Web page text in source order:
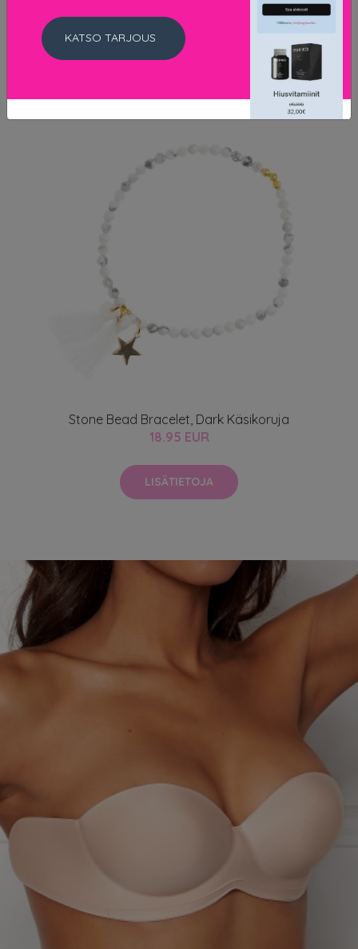
LISÄTIETOJA
Stone Bead Bracelet, Dark Käsikoruja
18.95 EUR
LISÄTIETOJA
KATSO TARJOUS